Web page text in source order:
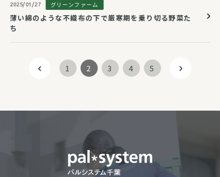
2025/01/27 グリーンファーム
薄い綿のような不織布の下で厳寒期を乗り切る野菜た
ち
1 2 3 4 5